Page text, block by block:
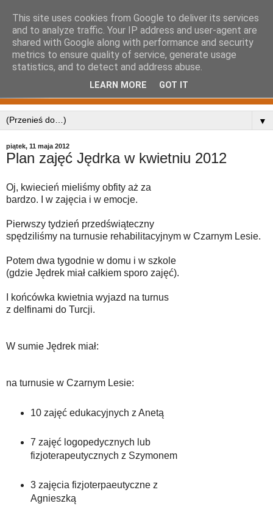
▼
piątek, 11 maja 2012
Plan zajęć Jędrka w kwietniu 2012
Oj, kwiecień mieliśmy obfity aż za
bardzo. I w zajęcia i w emocje.
Pierwszy tydzień przedświąteczny
spędziliśmy na turnusie rehabilitacyjnym w Czarnym Lesie.
Potem dwa tygodnie w domu i w szkole
(gdzie Jędrek miał całkiem sporo zajęć).
I końcówka kwietnia wyjazd na turnus
z delfinami do Turcji.
W sumie Jędrek miał:
na turnusie w Czarnym Lesie:
10 zajęć edukacyjnych z Anetą
7 zajęć logopedycznych lub
fizjoterapeutycznych z Szymonem
3 zajęcia fizjoterpaeutyczne z
Agnieszką
This site uses cookies from Google to deliver its services
and to analyze traffic. Your IP address and user-agent are
shared with Google along with performance and security
metrics to ensure quality of service, generate usage
statistics, and to detect and address abuse.
LEARN MORE GOT IT